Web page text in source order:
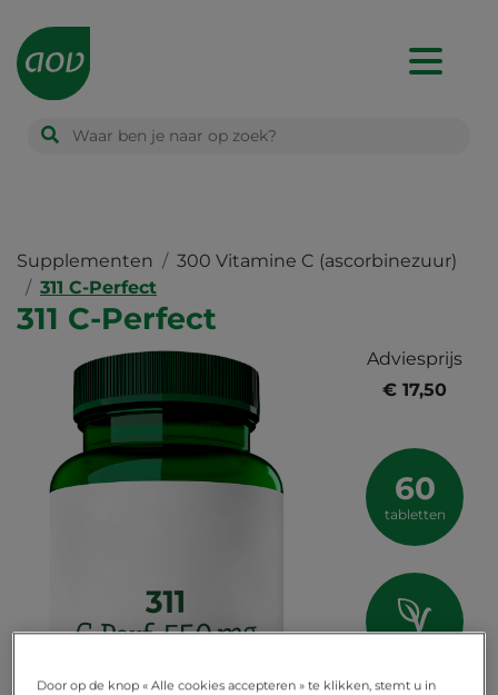
Main
navigation
Supplementen
300 Vitamine C (ascorbinezuur)
311 C-Perfect
311 C-Perfect
Adviesprijs
€ 17,50
60
tabletten
vegan
Door op de knop « Alle cookies accepteren » te klikken, stemt u in